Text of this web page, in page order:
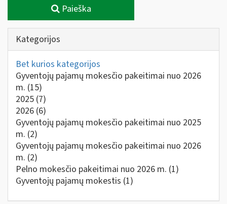
Paieška
Kategorijos
Bet kurios kategorijos
Gyventojų pajamų mokesčio pakeitimai nuo 2026
m. (15)
2025 (7)
2026 (6)
Gyventojų pajamų mokesčio pakeitimai nuo 2025
m. (2)
Gyventojų pajamų mokesčio pakeitimai nuo 2026
m. (2)
Pelno mokesčio pakeitimai nuo 2026 m. (1)
Gyventojų pajamų mokestis (1)